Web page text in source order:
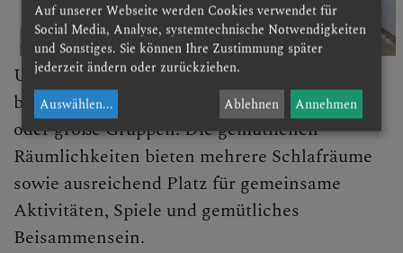
Unser Pfarrhof ist seit vielen Jahren ein
beliebter Ort für
Kinderlager– ob für kleine
oder große Gruppen. Die gemütlichen
Räumlichkeiten bieten mehrere Schlafräume
sowie ausreichend Platz für gemeinsame
Aktivitäten, Spiele und gemütliches
Beisammensein.
Auf unserer Webseite werden Cookies verwendet für
Social Media, Analyse, systemtechnische Notwendigkeiten
und Sonstiges. Sie können Ihre Zustimmung später
jederzeit ändern oder zurückziehen.
Auswählen... Ablehnen Annehmen